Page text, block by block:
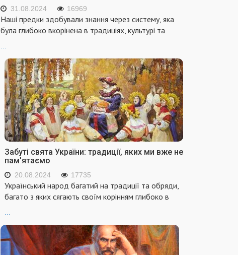
31.08.2024 16969
Наші предки здобували знання через систему, яка
була глибоко вкорінена в традиціях, культурі та
...
Забуті свята України: традиції, яких ми вже не
пам'ятаємо
20.08.2024 17735
Український народ багатий на традиції та обряди,
багато з яких сягають своїм корінням глибоко в
...